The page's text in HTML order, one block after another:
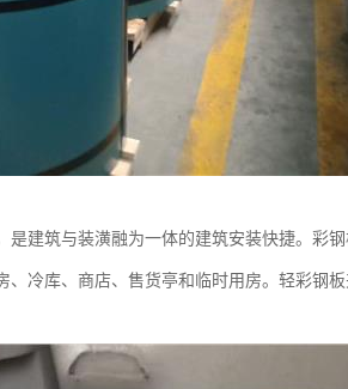
建筑与装潢融为一体的建筑安装快捷。彩
冷库、商店、售货亭和临时用房。轻彩钢